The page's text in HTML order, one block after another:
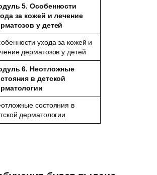
5. Особенности
за кожей и лечение
у детей
ухода за кожей и
дерматозов у детей
6. Неотложные
в детской
состояния в
дерматологии